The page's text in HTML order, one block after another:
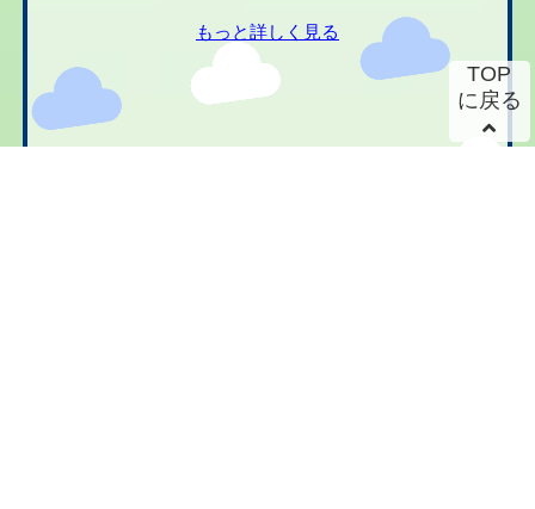
もっと詳しく見る
TOP
に戻る